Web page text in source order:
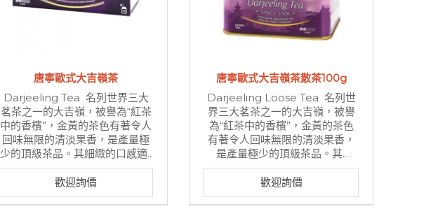
唐寧歐式大吉嶺茶
Darjeeling Tea 名列世界三大
茗茶之一的大吉嶺，被譽為“紅茶
中的香檳”，金黃的茶色有著令人
回味無限的清淡果香，是產量極
少的頂級茶品。其細緻的口感適..
歡迎詢價
唐寧歐式大吉嶺茶散茶100g
Darjeeling Loose Tea 名列世
界三大茗茶之一的大吉嶺，被譽
為“紅茶中的香檳”，金黃的茶色
有著令人回味無限的清淡果香，
是產量極少的頂級茶品。其..
歡迎詢價